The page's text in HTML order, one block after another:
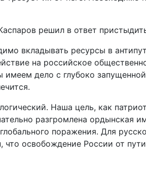
решил в ответ
вкладывать ресурсы в
на российское
дело с глубоко
Наша цель, как
разгромлена ордынская
поражения. Для
освобождение России от